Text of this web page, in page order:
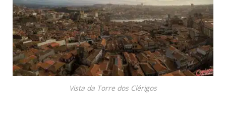
Vista da Torre dos Clérigos